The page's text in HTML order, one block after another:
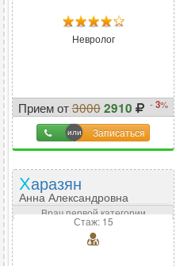
Невролог
Прием от3000 2910 -3%
Записаться
Харазян
Анна Александровна
Врач первой категории
Стаж: 15